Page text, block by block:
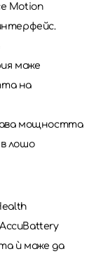
Motion
може
на
мощността
лошо
ѝ може да